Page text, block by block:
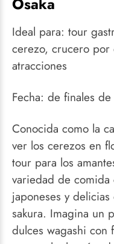
Ideal para: tour
cerezo, crucero
atracciones
Fecha: de finales
Conocida como la
ver los cerezos en
tour para los
variedad de comida
japoneses y
sakura. Imagina un
dulces wagashi